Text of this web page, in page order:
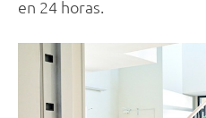
en 24 horas.